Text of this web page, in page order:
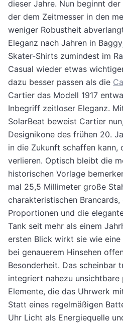
dieser Jahre. Nun beginnt
der dem Zeitmesser in den
weniger Robustheit
Eleganz nach Jahren in
Skater-Shirts zumindest im
Casual wieder etwas
dazu besser passen als die
Cartier das Modell 1917
Inbegriff zeitloser Eleganz.
SolarBeat beweist Cartier
Designikone des frühen 20.
in die Zukunft schaffen kann,
verlieren. Optisch bleibt die
historischen Vorlage
mal 25,5 Millimeter große
charakteristischen
Proportionen und die
Tank seit mehr als einem
ersten Blick wirkt sie wie
bei genauerem Hinsehen
Besonderheit. Das scheinbar
integriert nahezu
Elemente, die das Uhrwerk
Statt eines regelmäßigen
Uhr Licht als Energiequelle